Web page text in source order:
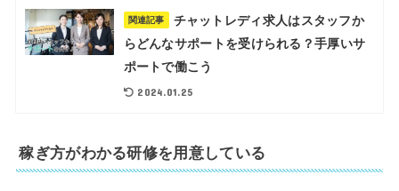
関連記事
チャットレディ求人はスタッフか
らどんなサポートを受けられる？手厚いサ
ポートで働こう
2024.01.25
稼ぎ方がわかる研修を用意している